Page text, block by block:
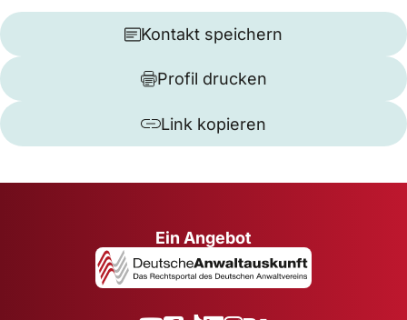
Kontakt speichern
Profil drucken
Link kopieren
Ein Angebot